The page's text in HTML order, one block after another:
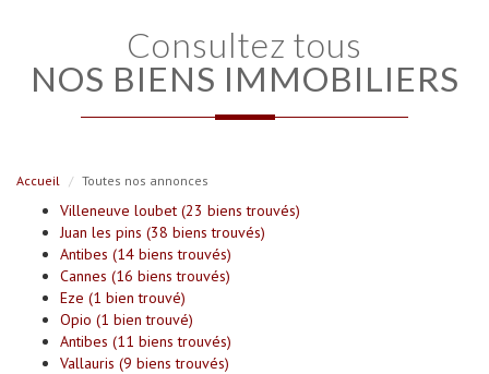
consultez tous
NOS BIENS IMMOBILIERS
Accueil Toutes nos annonces
Villeneuve loubet (23 biens trouvés)
Juan les pins (38 biens trouvés)
Antibes (14 biens trouvés)
Cannes (16 biens trouvés)
Eze (1 bien trouvé)
Opio (1 bien trouvé)
Antibes (11 biens trouvés)
Vallauris (9 biens trouvés)